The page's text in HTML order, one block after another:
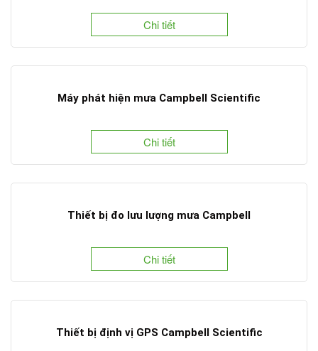
Chi tiết
Máy phát hiện mưa Campbell Scientific
Chi tiết
Thiết bị đo lưu lượng mưa Campbell
Chi tiết
Thiết bị định vị GPS Campbell Scientific